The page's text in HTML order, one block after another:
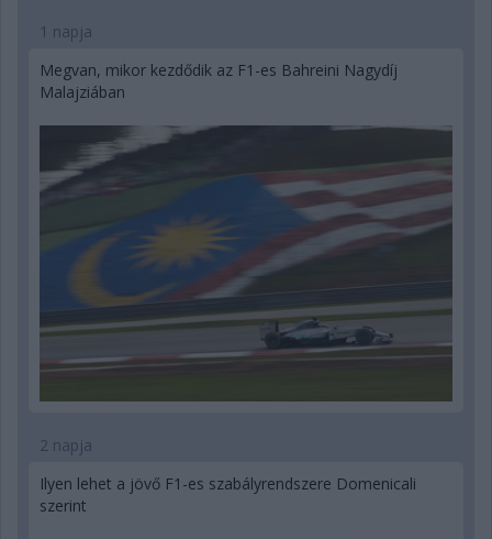
1 napja
Megvan, mikor kezdődik az F1-es Bahreini Nagydíj
Malajziában
2 napja
Ilyen lehet a jövő F1-es szabályrendszere Domenicali
szerint